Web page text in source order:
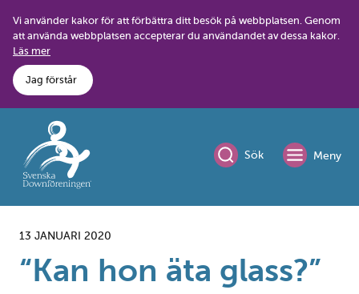
content
Vi använder kakor för att förbättra ditt besök på webbplatsen. Genom
att använda webbplatsen accepterar du användandet av dessa kakor.
Läs mer
Jag förstår
Sök Meny
13 JANUARI 2020
“Kan hon äta glass?”